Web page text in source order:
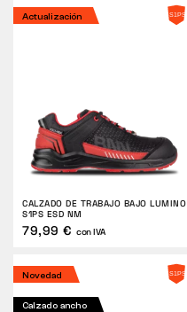
BLOG
CONTACTO
DEVOLUCIONES
Actualización
CALZADO DE TRABAJO BAJO LUMINO
S1PS ESD NM
79,99 € con IVA
Novedad
Calzado ancho